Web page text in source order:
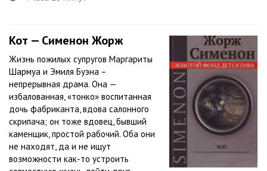
Кот — Сименон Жорж
Жизнь пожилых супругов Маргариты
Шармуа и Эмиля Буэна –
непрерывная драма. Она —
избалованная, «тонко» воспитанная
дочь фабриканта, вдова салонного
скрипача; он тоже вдовец, бывший
каменщик, простой рабочий. Оба они
не находят, да и не ищут
возможности как-то устроить